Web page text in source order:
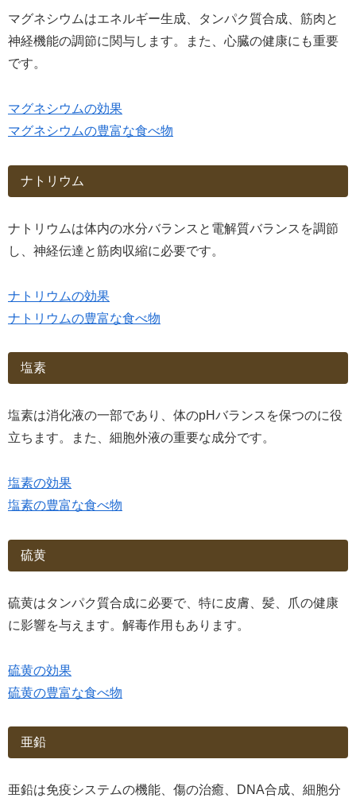
マグネシウムはエネルギー生成、タンパク質合成、筋肉と
神経機能の調節に関与します。また、心臓の健康にも重要
です。
マグネシウムの効果
マグネシウムの豊富な食べ物
ナトリウム
ナトリウムは体内の水分バランスと電解質バランスを調節
し、神経伝達と筋肉収縮に必要です。
ナトリウムの効果
ナトリウムの豊富な食べ物
塩素
塩素は消化液の一部であり、体のpHバランスを保つのに役
立ちます。また、細胞外液の重要な成分です。
塩素の効果
塩素の豊富な食べ物
硫黄
硫黄はタンパク質合成に必要で、特に皮膚、髪、爪の健康
に影響を与えます。解毒作用もあります。
硫黄の効果
硫黄の豊富な食べ物
亜鉛
亜鉛は免疫システムの機能、傷の治癒、DNA合成、細胞分